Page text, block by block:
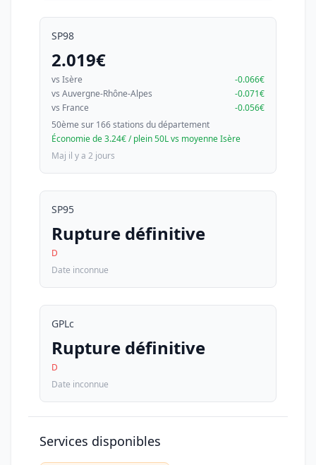
SP98
2.019€
vs Isère
-0.066€
vs Auvergne-Rhône-Alpes
-0.071€
vs France
-0.056€
50ème sur 166 stations du département
Économie de 3.24€ / plein 50L vs moyenne Isère
Maj il y a 2 jours
SP95
Rupture définitive
D
Date inconnue
GPLc
Rupture définitive
D
Date inconnue
Services disponibles